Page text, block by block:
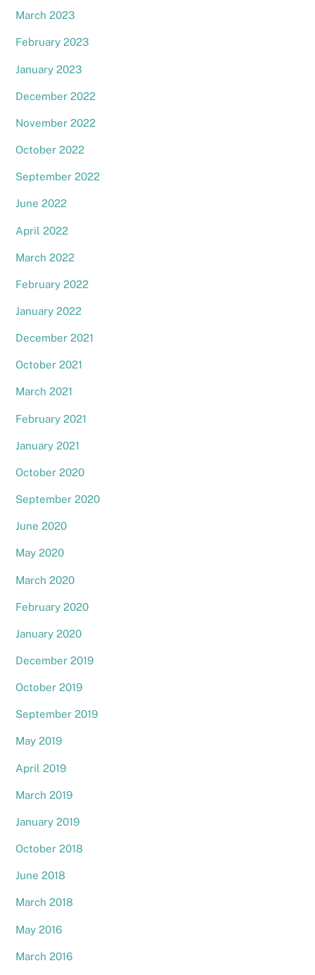
March 2023
February 2023
January 2023
December 2022
November 2022
October 2022
September 2022
June 2022
April 2022
March 2022
February 2022
January 2022
December 2021
October 2021
March 2021
February 2021
January 2021
October 2020
September 2020
June 2020
May 2020
March 2020
February 2020
January 2020
December 2019
October 2019
September 2019
May 2019
April 2019
March 2019
January 2019
October 2018
June 2018
March 2018
May 2016
March 2016